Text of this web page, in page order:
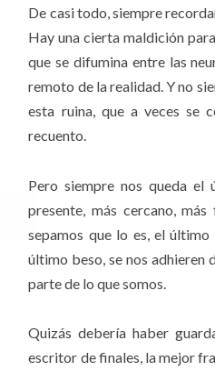
De casi todo, siempre
Hay una cierta maldición
que se difumina entre las
remoto de la realidad. Y no
esta ruina, que a veces se
recuento.
Pero siempre nos queda el
presente, más cercano,
sepamos que lo es, el
último beso, se nos adhieren
parte de lo que somos.
Quizás debería haber
escritor de finales, la mejor